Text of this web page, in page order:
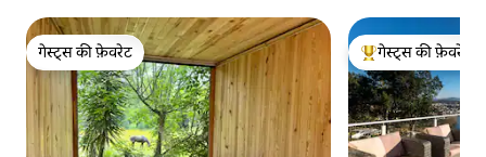
गेस्ट्स की फ़ेवरेट
गेस्ट्स की फ़ेवरेट
गेस्ट्स का टॉप फ़ेवरेट
गेस्ट्स की फ़ेवरेट